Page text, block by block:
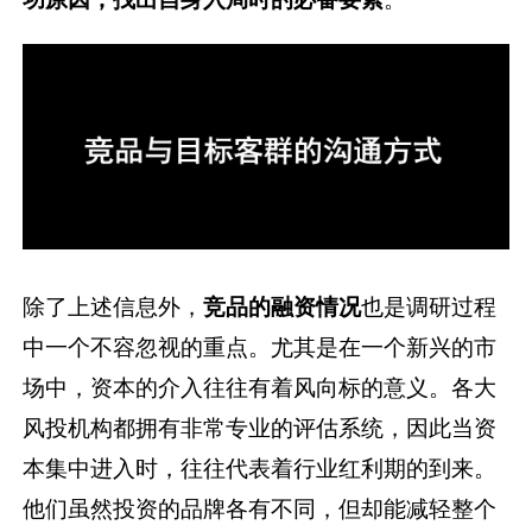
除了上述信息外，竞品的融资情况也是调研过程
中一个不容忽视的重点。尤其是在一个新兴的市
场中，资本的介入往往有着风向标的意义。各大
风投机构都拥有非常专业的评估系统，因此当资
本集中进入时，往往代表着行业红利期的到来。
他们虽然投资的品牌各有不同，但却能减轻整个